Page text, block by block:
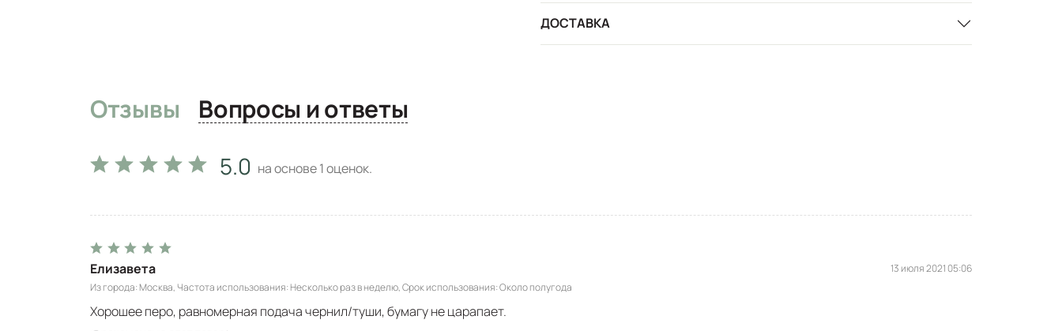
ДОСТАВКА
Отзывы Вопросы и ответы
5.0 на основе1оценок.
Елизавета
Из города Москва Частота использования Несколько раз в неделю Срок использования Около полугода
13 июля 2021 05:06
Хорошее перо, равномерная подача чернил/туши, бумагу не царапает.